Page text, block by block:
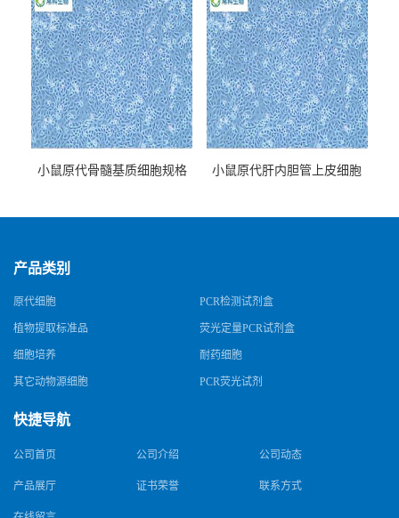
小鼠原代骨髓基质细胞规格
小鼠原代肝内胆管上皮细胞
产品类别
原代细胞 PCR检测试剂盒
植物提取标准品 荧光定量PCR试剂盒
细胞培养 耐药细胞
其它动物源细胞 PCR荧光试剂
快捷导航
公司首页 公司介绍 公司动态
产品展厅 证书荣誉 联系方式